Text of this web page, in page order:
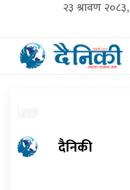
२३ श्रावण
दैनिकी